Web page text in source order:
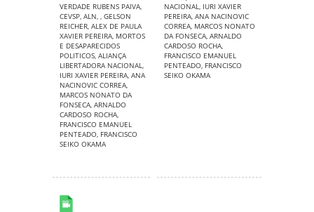
VERDADE RUBENS PAIVA,
CEVSP, ALN, , GELSON
REICHER, ALEX DE PAULA
XAVIER PEREIRA, MORTOS
E DESAPARECIDOS
POLITICOS, ALIANÇA
LIBERTADORA NACIONAL,
IURI XAVIER PEREIRA, ANA
NACINOVIC CORREA,
MARCOS NONATO DA
FONSECA, ARNALDO
CARDOSO ROCHA,
FRANCISCO EMANUEL
PENTEADO, FRANCISCO
SEIKO OKAMA
NACIONAL, IURI XAVIER
PEREIRA, ANA NACINOVIC
CORREA, MARCOS NONATO
DA FONSECA, ARNALDO
CARDOSO ROCHA,
FRANCISCO EMANUEL
PENTEADO, FRANCISCO
SEIKO OKAMA